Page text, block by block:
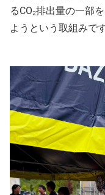
るCO₂排出量の一部
ようという取組みです